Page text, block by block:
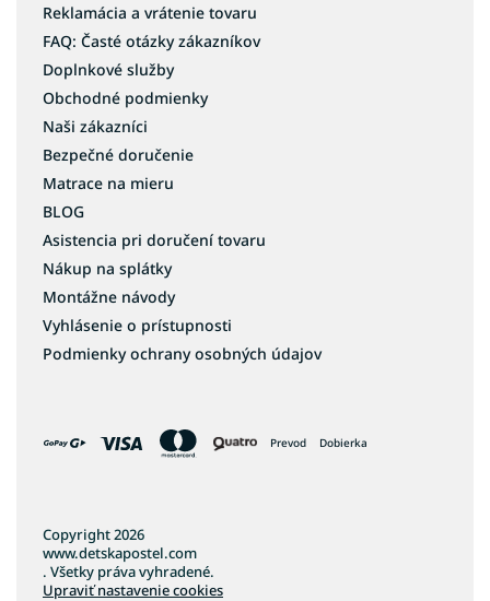
Reklamácia a vrátenie tovaru
FAQ: Časté otázky zákazníkov
Doplnkové služby
Obchodné podmienky
Naši zákazníci
Bezpečné doručenie
Matrace na mieru
BLOG
Asistencia pri doručení tovaru
Nákup na splátky
Montážne návody
Vyhlásenie o prístupnosti
Podmienky ochrany osobných údajov
Prevod Dobierka
Copyright 2026
www.detskapostel.com
. Všetky práva vyhradené.
Upraviť nastavenie cookies